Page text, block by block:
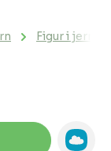
Figur i jern |